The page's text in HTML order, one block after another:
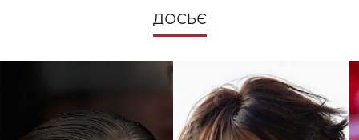
ДОСЬЄ